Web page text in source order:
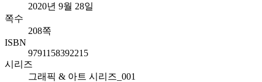
2020년 9월 28일
쪽수
208쪽
ISBN
9791158392215
시리즈
그래픽 & 아트 시리즈_001